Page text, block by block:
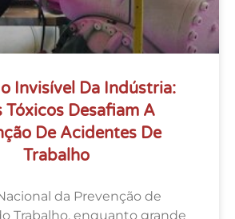
Invisível Da Indústria:
Tóxicos Desafiam A
De Acidentes De
Trabalho
da Prevenção de
Trabalho, enquanto grande